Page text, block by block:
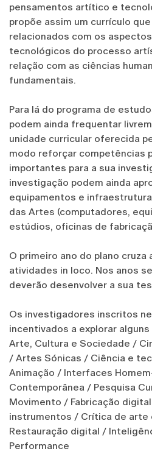
pensamentos artítico e
propõe assim um currículo
relacionados com os
tecnológicos do processo
relação com as ciências
fundamentais.
Para lá do programa de
podem ainda frequentar
unidade curricular oferecida
modo reforçar competências
importantes para a sua
investigação podem ainda
equipamentos e
das Artes (computadores,
estúdios, oficinas de
O primeiro ano do plano
atividades in loco. Nos anos
deverão desenvolver a sua
Os investigadores inscritos
incentivados a explorar
Arte, Cultura e Sociedade /
/ Artes Sónicas / Ciência e
Animação / Interfaces
Contemporânea / Pesquisa
Movimento / Fabricação
instrumentos / Crítica de
Restauração digital /
Performance